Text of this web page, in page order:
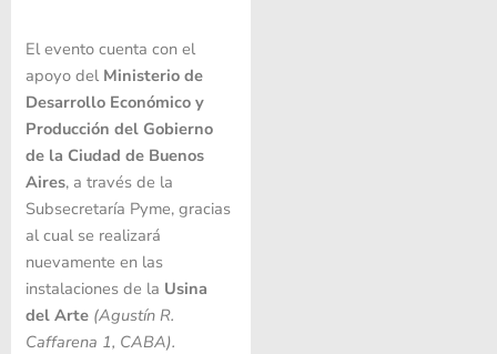
El evento cuenta con el
apoyo del Ministerio de
Desarrollo Económico y
Producción del Gobierno
de la Ciudad de Buenos
Aires, a través de la
Subsecretaría Pyme, gracias
al cual se realizará
nuevamente en las
instalaciones de la Usina
del Arte (Agustín R.
Caffarena 1, CABA).